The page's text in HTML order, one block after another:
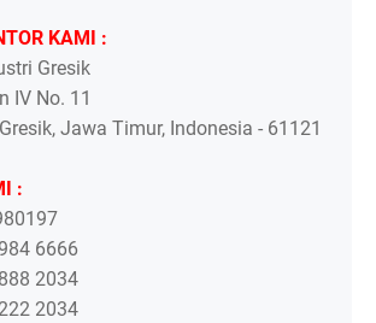
KAMI :
Gresik
IV No. 11
Jawa Timur, Indonesia - 61121
:
6666
2034
2034